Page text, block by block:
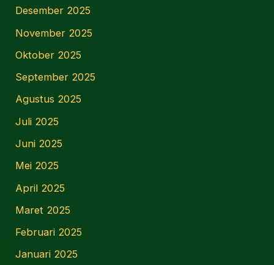
Desember 2025
November 2025
Oktober 2025
September 2025
Agustus 2025
Juli 2025
Juni 2025
Mei 2025
April 2025
Maret 2025
Februari 2025
Januari 2025